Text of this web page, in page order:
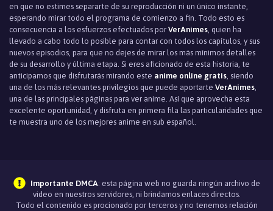
en que no estimes separarte de su reproducción ni un único instante,
esperando mirar todo el programa de comienzo a fin. Todo esto es
consecuencia a los esfuerzos efectuados por VerAnimes , quien ha
llevado a cabo todo lo posible para contar con todos los capítulos, y sus
nuevos episodios, para que no dejes de mirar los más mínimos detalles
de su desarrollo y última etapa. Si eres aficionado de esta historia, te
anticipamos que disfrutarás mirando este anime online gratis , siendo
una de los más relevantes privilegios que puede aportarte VerAnimes
una de las principales páginas para ver anime. Así que aprovecha esta
excelente oportunidad, y disfruta en primera fila las particularidades que
te muestra uno de los mejores anime en sub español.
Importante DMCA: esta página web no guarda ningún archivo de
video en nuestros servidores, ni brindamos enlaces directos.
Todo el contenido es procionado por terceros y no tenemos relación